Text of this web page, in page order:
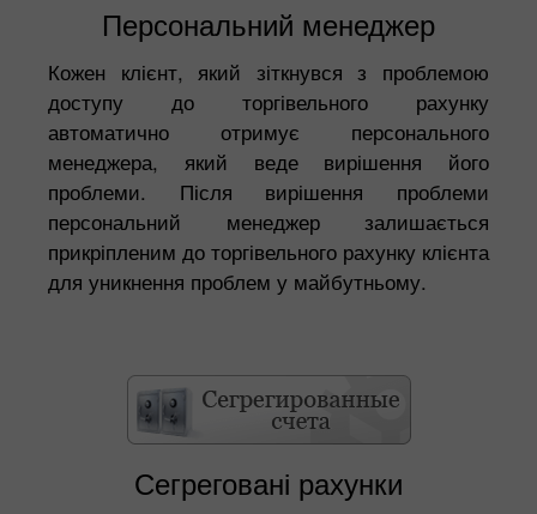
Персональний менеджер
Кожен клієнт, який зіткнувся з проблемою
доступу до торгівельного рахунку
автоматично отримує персонального
менеджера, який веде вирішення його
проблеми. Після вирішення проблеми
персональний менеджер залишається
прикріпленим до торгівельного рахунку клієнта
для уникнення проблем у майбутньому.
Сегреговані рахунки